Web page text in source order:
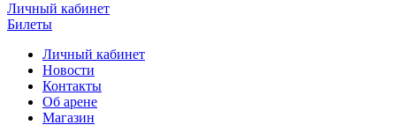
Личный кабинет
Билеты
Личный кабинет
Новости
Контакты
Об арене
Магазин